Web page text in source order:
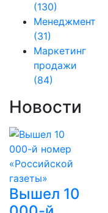
(130)
Менеджмент
(31)
Маркетинг
продажи
(84)
Новости
Вышел 10